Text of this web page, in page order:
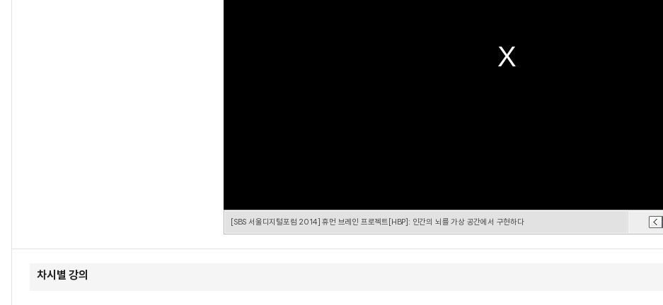
[SBS 서울디지털포럼 2014] 휴먼 브레인 프로젝트[HBP]: 인간의 뇌를 가상 공간에서 구현하다
차시별 강의